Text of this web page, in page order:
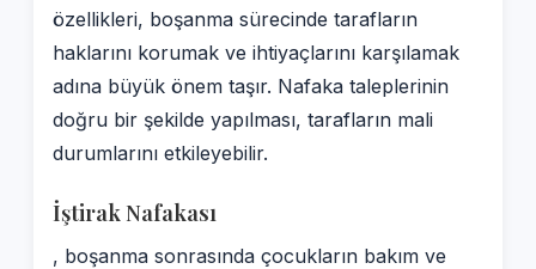
özellikleri, boşanma sürecinde tarafların
haklarını korumak ve ihtiyaçlarını karşılamak
adına büyük önem taşır. Nafaka taleplerinin
doğru bir şekilde yapılması, tarafların mali
durumlarını etkileyebilir.
İştirak Nafakası
, boşanma sonrasında çocukların bakım ve